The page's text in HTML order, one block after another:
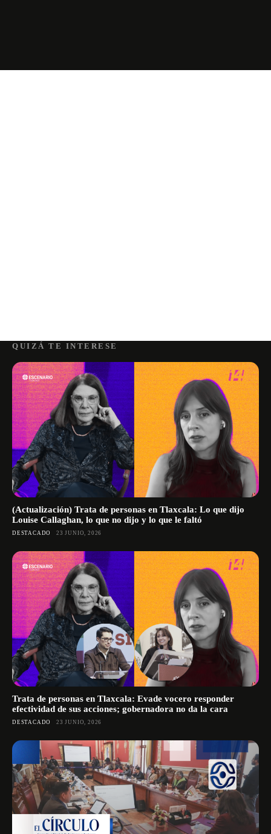
QUIZÁ TE INTERESE
(Actualización) Trata de personas en Tlaxcala: Lo que dijo
Louise Callaghan, lo que no dijo y lo que le faltó
DESTACADO 23 JUNIO, 2026
Trata de personas en Tlaxcala: Evade vocero responder
efectividad de sus acciones; gobernadora no da la cara
DESTACADO 23 JUNIO, 2026